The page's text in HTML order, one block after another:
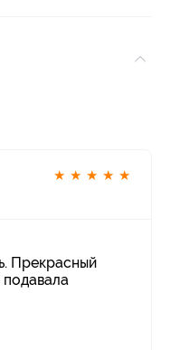
★ ★ ★ ★ ★
Прекрасный
подавала